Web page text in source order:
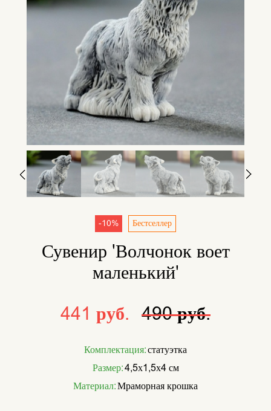
-10% Бестселлер
Сувенир 'Волчонок воет
маленький'
441 руб.
490 руб.
Комплектация:статуэтка
Размер:4,5х1,5х4 см
Материал:Мраморная крошка